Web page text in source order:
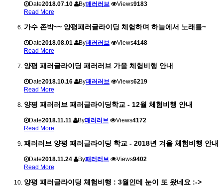
Date2018.07.10 By패러러브 Views9183
Read More
가수 존박~~ 양평패러글라이딩 체험하며 하늘에서 노래를~
Date2018.08.01 By패러러브 Views4148
Read More
양평 패러글라이딩 패러러브 가을 체험비행 안내
Date2018.10.16 By패러러브 Views6219
Read More
양평 패러러브 패러글라이딩학교 - 12월 체험비행 안내
Date2018.11.11 By패러러브 Views4172
Read More
패러러브 양평 패러글라이딩 학교 - 2018년 겨울 체험비행 안내
Date2018.11.24 By패러러브 Views9402
Read More
양평 패러글라이딩 체험비행 : 3월인데 눈이 또 왔네요 :->